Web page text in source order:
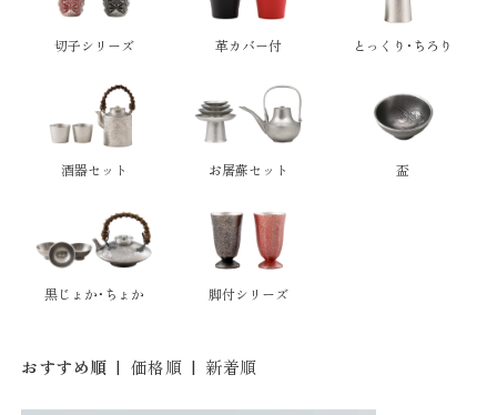
切子シリーズ 革カバー付 とっくり・ちろり
酒器セット お屠蘇セット 盃
黒じょか・ちょか 脚付シリーズ
おすすめ順 | 価格順 | 新着順